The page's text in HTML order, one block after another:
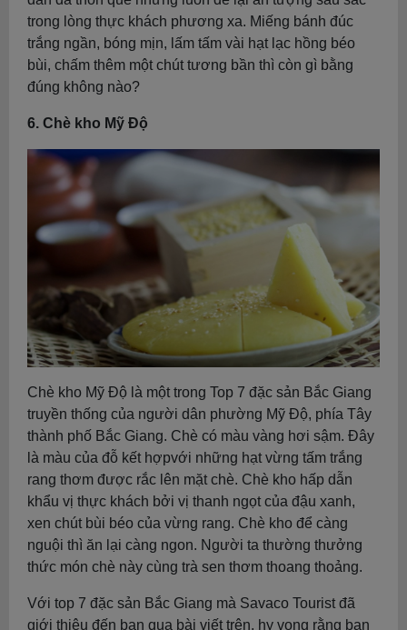
trong lòng thực khách phương xa. Miếng bánh đúc
trắng ngần, bóng mịn, lấm tấm vài hạt lạc hồng béo
bùi, chấm thêm một chút tương bần thì còn gì bằng
đúng không nào?
6. Chè kho Mỹ Độ
Chè kho Mỹ Độ là một trong Top 7 đặc sản Bắc Giang
truyền thống của người dân phường Mỹ Độ, phía Tây
thành phố Bắc Giang. Chè có màu vàng hơi sậm. Đây
là màu của đỗ kết hợpvới những hạt vừng tấm trắng
rang thơm được rắc lên mặt chè. Chè kho hấp dẫn
khẩu vị thực khách bởi vị thanh ngọt của đậu xanh,
xen chút bùi béo của vừng rang. Chè kho để càng
nguội thì ăn lại càng ngon. Người ta thường thưởng
thức món chè này cùng trà sen thơm thoang thoảng.
Với top 7 đặc sản Bắc Giang mà Savaco Tourist đã
giới thiệu đến bạn qua bài viết trên, hy vọng rằng bạn